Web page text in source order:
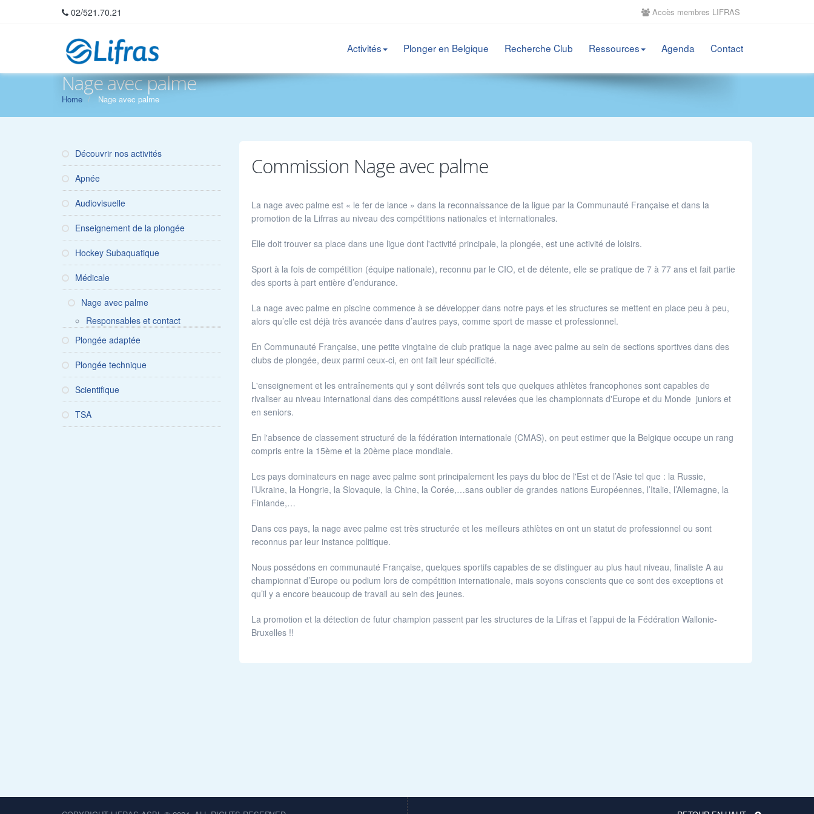
02/521.70.21 Accès membres LIFRAS
Activités Plonger en Belgique Recherche Club Ressources Agenda Contact
Nage avec palme
Home Nage avec palme
Découvrir nos activités
Apnée
Audiovisuelle
Enseignement de la plongée
Hockey Subaquatique
Médicale
Nage avec palme
Responsables et contact
Plongée adaptée
Plongée technique
Scientifique
TSA
Commission Nage avec palme
La nage avec palme est « le fer de lance » dans la reconnaissance de la ligue par la Communauté Française et dans la
promotion de la Lifrras au niveau des compétitions nationales et internationales.
Elle doit trouver sa place dans une ligue dont l'activité principale, la plongée, est une activité de loisirs.
Sport à la fois de compétition (équipe nationale), reconnu par le CIO, et de détente, elle se pratique de 7 à 77 ans et fait partie
des sports à part entière d’endurance.
La nage avec palme en piscine commence à se développer dans notre pays et les structures se mettent en place peu à peu,
alors qu’elle est déjà très avancée dans d’autres pays, comme sport de masse et professionnel.
En Communauté Française, une petite vingtaine de club pratique la nage avec palme au sein de sections sportives dans des
clubs de plongée, deux parmi ceux-ci, en ont fait leur spécificité.
L'enseignement et les entraînements qui y sont délivrés sont tels que quelques athlètes francophones sont capables de
rivaliser au niveau international dans des compétitions aussi relevées que les championnats d'Europe et du Monde juniors et
en seniors.
En l'absence de classement structuré de la fédération internationale (CMAS), on peut estimer que la Belgique occupe un rang
compris entre la 15ème et la 20ème place mondiale.
Les pays dominateurs en nage avec palme sont principalement les pays du bloc de l'Est et de l’Asie tel que : la Russie,
l’Ukraine, la Hongrie, la Slovaquie, la Chine, la Corée,…sans oublier de grandes nations Européennes, l’Italie, l’Allemagne, la
Finlande,…
Dans ces pays, la nage avec palme est très structurée et les meilleurs athlètes en ont un statut de professionnel ou sont
reconnus par leur instance politique.
Nous possédons en communauté Française, quelques sportifs capables de se distinguer au plus haut niveau, finaliste A au
championnat d’Europe ou podium lors de compétition internationale, mais soyons conscients que ce sont des exceptions et
qu’il y a encore beaucoup de travail au sein des jeunes.
La promotion et la détection de futur champion passent par les structures de la Lifras et l’appui de la Fédération Wallonie-
Bruxelles !!